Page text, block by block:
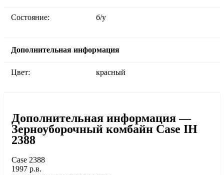
Состояние: б/у
Дополнительная информация
Цвет: красный
Дополнительная информация —
Зерноуборочный комбайн Case IH
2388
Сase 2388
1997 р.в.